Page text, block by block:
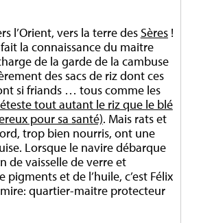
l’Orient, vers la terre des Sères!
la connaissance du maitre
de la garde de la cambuse
des sacs de riz dont ces
si friands … tous comme les
tout autant le riz que le blé
pour sa santé). Mais rats et
trop bien nourris, ont une
Lorsque le navire débarque
de vaisselle de verre et
pigments et de l’huile, c’est Félix
quartier-maitre protecteur